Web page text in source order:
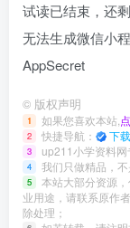
试读已结束，还剩
无法生成微信小
AppSecret
© 版权声明
1 如果您喜欢本站,
2 快捷导航： 下
3 up211小学资料网
4 我们只做精品，
5
本站大部分资源
业用途，请联系原作
除处理；